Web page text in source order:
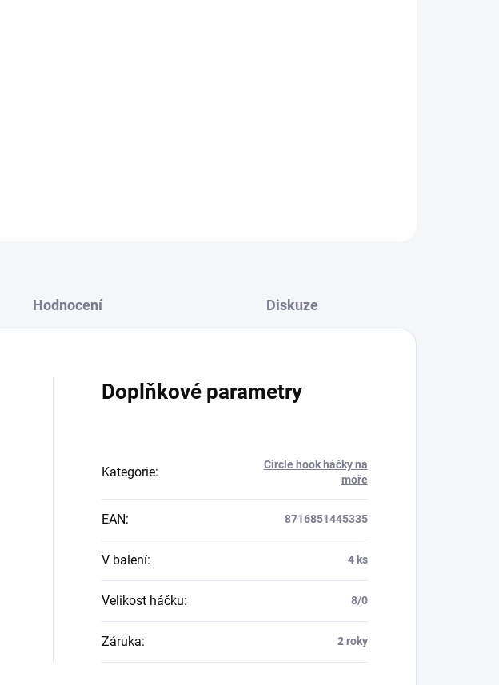
mořský háček Gamakatsu Circle Hook Big Eye Tin pro lov velkých
Hodnocení Diskuze
Doplňkové parametry
Kategorie:
Circle hook háčky na
moře
EAN: 8716851445335
V balení: 4 ks
Velikost háčku: 8/0
Záruka: 2 roky